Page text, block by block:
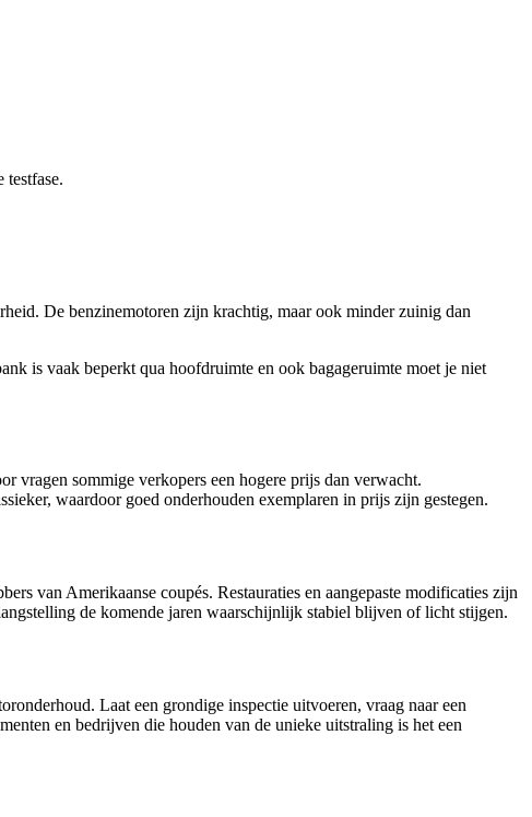
De benzinemotoren zijn krachtig, maar ook minder zuinig dan
is vaak beperkt qua hoofdruimte en ook bagageruimte moet je niet
vragen sommige verkopers een hogere prijs dan verwacht.
waardoor goed onderhouden exemplaren in prijs zijn gestegen.
van Amerikaanse coupés. Restauraties en aangepaste modificaties zijn
de komende jaren waarschijnlijk stabiel blijven of licht stijgen.
Laat een grondige inspectie uitvoeren, vraag naar een
en bedrijven die houden van de unieke uitstraling is het een